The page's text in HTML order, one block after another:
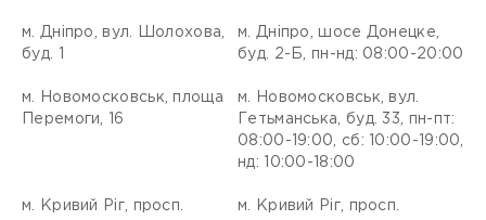
м. Дніпро, вул. Шолохова,
буд. 1
м. Дніпро, шосе Донецке,
буд. 2-Б, пн-нд: 08:00-20:00
м. Новомосковськ, площа
Перемоги, 16
м. Новомосковськ, вул.
Гетьманська, буд. 33, пн-пт:
08:00-19:00, сб: 10:00-19:00,
нд: 10:00-18:00
м. Кривий Ріг, просп.
м. Кривий Ріг, просп.